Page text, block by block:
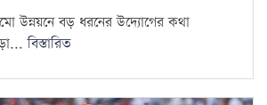
উন্নয়নে বড় ধরনের উদ্যোগের কথা
বিস্তারিত